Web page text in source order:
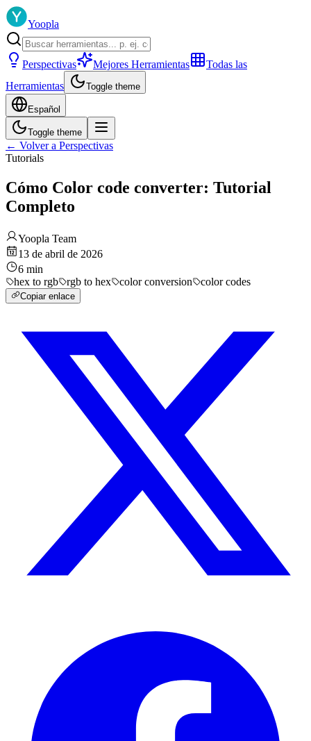
Yoopla
Perspectivas Mejores Herramientas
Todas las
Herramientas
Toggle theme
Español
Toggle theme
← Volver a Perspectivas
Tutorials
Cómo Color code converter: Tutorial
Completo
Yoopla Team
13 de abril de 2026
6 min
hex to rgb
rgb to hex color conversion color codes
Copiar enlace